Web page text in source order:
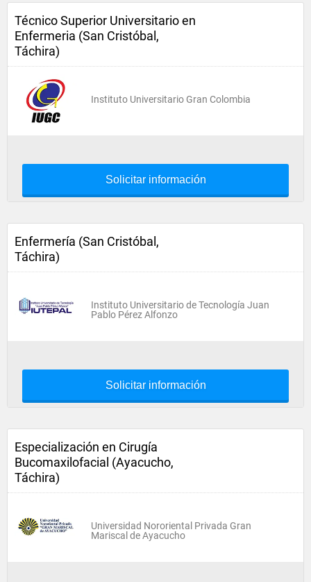
Técnico Superior Universitario en
Enfermeria (San Cristóbal,
Táchira)
Instituto Universitario Gran Colombia
Solicitar información
Enfermería (San Cristóbal,
Táchira)
Instituto Universitario de Tecnología Juan
Pablo Pérez Alfonzo
Solicitar información
Especialización en Cirugía
Bucomaxilofacial (Ayacucho,
Táchira)
Universidad Nororiental Privada Gran
Mariscal de Ayacucho